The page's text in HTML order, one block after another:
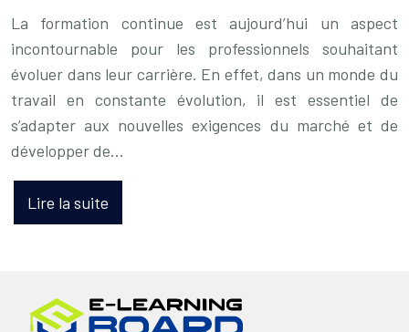
La formation continue est aujourd’hui un aspect
incontournable pour les professionnels souhaitant
évoluer dans leur carrière. En effet, dans un monde du
travail en constante évolution, il est essentiel de
s’adapter aux nouvelles exigences du marché et de
développer de…
Lire la suite